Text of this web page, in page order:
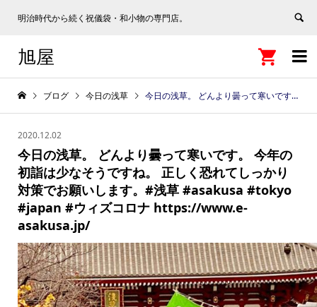
明治時代から続く祝儀袋・和小物の専門店。

旭屋 
ブログ 今日の浅草 今日の浅草。 どんより曇って寒いです。 今年の初詣は少なそうですね。 正しく恐れてしっかり対策でお願いします。#浅草 #asakusa #tokyo #japan #ウィズコロナ https://www.e-asakusa.jp/
2020.12.02
今日の浅草。 どんより曇って寒いです。 今年の
初詣は少なそうですね。 正しく恐れてしっかり
対策でお願いします。#浅草 #asakusa #tokyo
#japan #ウィズコロナ https://www.e-
asakusa.jp/